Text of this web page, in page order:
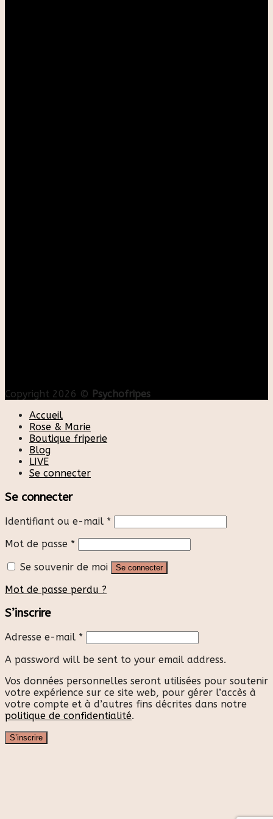
Copyright 2026 © Psychofripes
Accueil
Rose & Marie
Boutique friperie
Blog
LIVE
Se connecter
Se connecter
Identifiant ou e-mail *
Mot de passe *
Se souvenir de moi
Se connecter
Mot de passe perdu ?
S’inscrire
Adresse e-mail *
A password will be sent to your email address.
Vos données personnelles seront utilisées pour soutenir
votre expérience sur ce site web, pour gérer l’accès à
votre compte et à d’autres fins décrites dans notre
politique de confidentialité.
S’inscrire